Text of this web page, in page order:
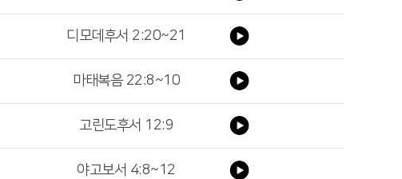
디모데후서 2:20~21
마태복음 22:8~10
고린도후서 12:9
야고보서 4:8~12